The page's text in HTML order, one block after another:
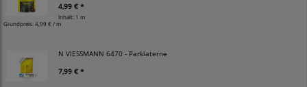
4,99 € *
Inhalt: 1 m
Grundpreis:4,99 € / m
N VIESSMANN 6470 - Parklaterne
7,99 € *